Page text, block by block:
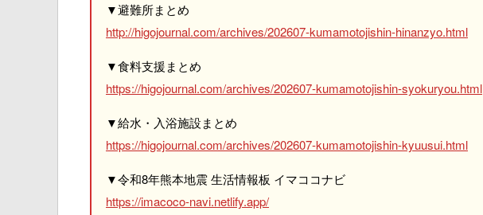
▼避難所まとめ
http://higojournal.com/archives/202607-kumamotojishin-hinanzyo.html
▼食料支援まとめ
https://higojournal.com/archives/202607-kumamotojishin-syokuryou.html
▼給水・入浴施設まとめ
https://higojournal.com/archives/202607-kumamotojishin-kyuusui.html
▼令和8年熊本地震 生活情報板 イマココナビ
https://imacoco-navi.netlify.app/